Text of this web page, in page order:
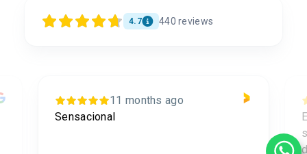
4.7 440 reviews
11 months ago
Sensacional